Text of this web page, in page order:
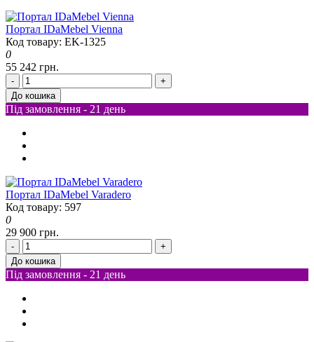
Портал IDaMebel Vienna
Код товару: EK-1325
0
55 242 грн.
-
+
До кошика
Під замовлення - 21 день
Портал IDaMebel Varadero
Код товару: 597
0
29 900 грн.
-
+
До кошика
Під замовлення - 21 день